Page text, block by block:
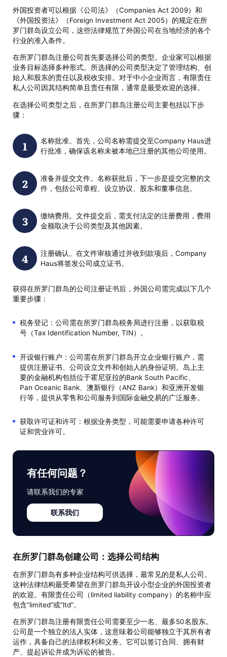
外国投资者可以根据《公司法》（Companies Act 2009）和
《外国投资法》（Foreign Investment Act 2005）的规定在所
罗门群岛设立公司，这些法律规范了外国公司在当地经济的各个
行业的准入条件。
在所罗门群岛注册公司首先要选择公司的类型。企业家可以根据
业务目标选择多种形式。所选择的公司类型决定了管理结构、创
始人和股东的责任以及税收安排。对于中小企业而言，有限责任
私人公司因其结构简单且责任有限，通常是最受欢迎的选择。
在选择公司类型之后，在所罗门群岛注册公司主要包括以下步
骤：
名称批准。首先，公司名称需提交至Company Haus进
行批准，确保该名称未被本地已注册的其他公司使用。
准备并提交文件。名称获批后，下一步是提交完整的文
件，包括公司章程、设立协议、股东和董事信息。
缴纳费用。文件提交后，需支付法定的注册费用，费用
金额取决于公司类型及其他因素。
注册确认。在文件审核通过并收到款项后，Company
Haus将签发公司成立证书。
获得在所罗门群岛的公司注册证书后，外国公司需完成以下几个
重要步骤：
税务登记：公司需在所罗门群岛税务局进行注册，以获取税
号（Tax Identification Number, TIN）。
开设银行账户：公司需在所罗门群岛开立企业银行账户，需
提供注册证书、公司设立文件和创始人的身份证明。岛上主
要的金融机构包括位于霍尼亚拉的Bank South Pacific、
Pan Oceanic Bank、澳新银行（ANZ Bank）和亚洲开发银
行等，提供从零售和公司服务到国际金融交易的广泛服务。
获取许可证和许可：根据业务类型，可能需要申请各种许可
证和营业许可。
有任何问题？
请联系我们的专家
联系我们
在所罗门群岛创建公司：选择公司结构
在所罗门群岛有多种企业结构可供选择，最常见的是私人公司。
这种法律结构最受希望在所罗门群岛开设小型企业的外国投资者
的欢迎。有限责任公司（limited liability company）的名称中应
包含“limited”或“ltd”。
在所罗门群岛注册有限责任公司需要至少一名、最多50名股东。
公司是一个独立的法人实体，这意味着公司能够独立于其所有者
运作，具备自己的法律权利和义务。它可以签订合同、拥有财
产、提起诉讼并成为诉讼的被告。